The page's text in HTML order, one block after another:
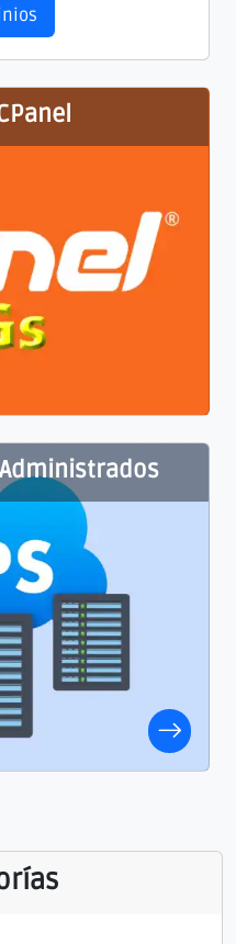
Administrados